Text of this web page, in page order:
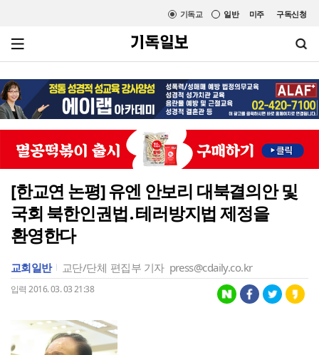
미주 구독신청
일반
기독교
[한교연 논평] 유엔 안보리 대북결의안 및
국회 북한인권법․테러방지법 제정을
환영한다
교회일반 교단/단체 편집부 기자 press@cdaily.co.kr
입력 2016. 03. 03 21:38